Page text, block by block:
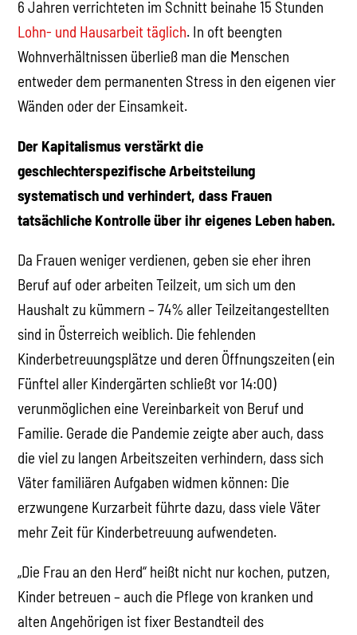
6 Jahren verrichteten im Schnitt beinahe 15 Stunden
Lohn- und Hausarbeit täglich. In oft beengten
Wohnverhältnissen überließ man die Menschen
entweder dem permanenten Stress in den eigenen vier
Wänden oder der Einsamkeit.
Der Kapitalismus verstärkt die
geschlechterspezifische Arbeitsteilung
systematisch und verhindert, dass Frauen
tatsächliche Kontrolle über ihr eigenes Leben haben.
Da Frauen weniger verdienen, geben sie eher ihren
Beruf auf oder arbeiten Teilzeit, um sich um den
Haushalt zu kümmern – 74% aller Teilzeitangestellten
sind in Österreich weiblich. Die fehlenden
Kinderbetreuungsplätze und deren Öffnungszeiten (ein
Fünftel aller Kindergärten schließt vor 14:00)
verunmöglichen eine Vereinbarkeit von Beruf und
Familie. Gerade die Pandemie zeigte aber auch, dass
die viel zu langen Arbeitszeiten verhindern, dass sich
Väter familiären Aufgaben widmen können: Die
erzwungene Kurzarbeit führte dazu, dass viele Väter
mehr Zeit für Kinderbetreuung aufwendeten.
„Die Frau an den Herd“ heißt nicht nur kochen, putzen,
Kinder betreuen – auch die Pflege von kranken und
alten Angehörigen ist fixer Bestandteil des